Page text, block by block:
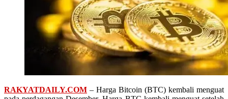
RAKYATDAILY.COM – Harga Bitcoin (BTC) kembali menguat